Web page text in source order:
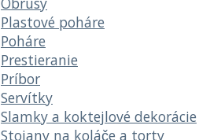
Plastové poháre
Poháre
Prestieranie
Príbor
Servítky
Slamky a koktejlové dekorácie
Stojany na koláče a torty